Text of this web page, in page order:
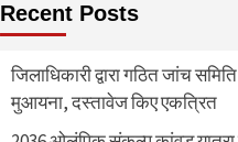
Recent Posts
जिलाधिकारी द्वारा गठित जांच
मुआयना, दस्तावेज किए एकत्रित